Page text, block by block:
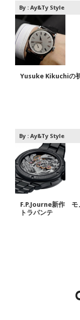
By : Ay&Ty Style
Yusuke Kikuchiの
By : Ay&Ty Style
F.P.Journe新作 モ
トラパンテ